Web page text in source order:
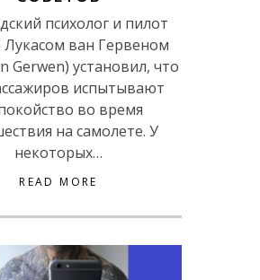
психолог и пилот
Лукасом ван Гервеном
Gerwen) установил, что
испытывают
во время
на самолете. У
некоторых…
READ MORE